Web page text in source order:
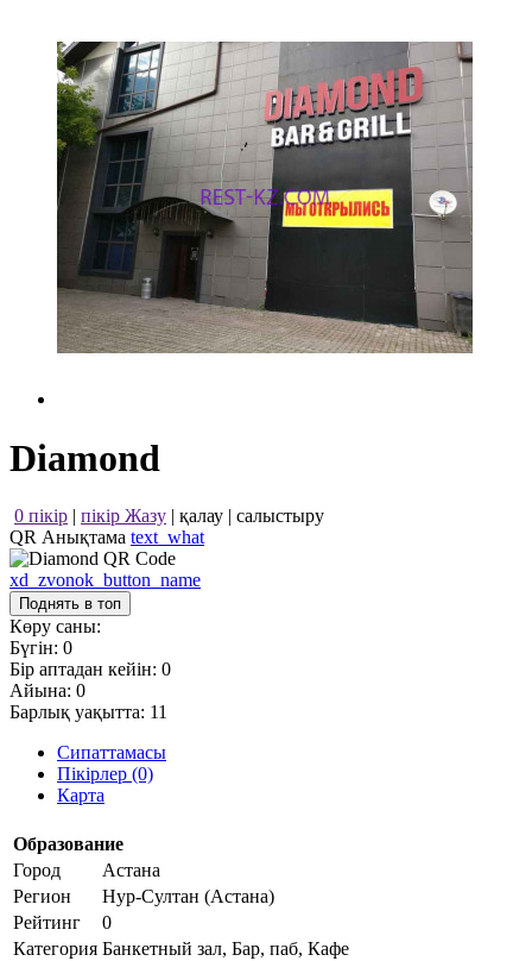
Diamond
0 пікір | пікір Жазу | қалау | салыстыру
QR Анықтама text_what
xd_zvonok_button_name
Поднять в топ
Көру саны:
Бүгін: 0
Бір аптадан кейін: 0
Айына: 0
Барлық уақытта: 11
Сипаттамасы
Пікірлер (0)
Карта
Образование
Город
Астана
Регион
Нур-Султан (Астана)
Рейтинг
0
Категория Банкетный зал, Бар, паб, Кафе